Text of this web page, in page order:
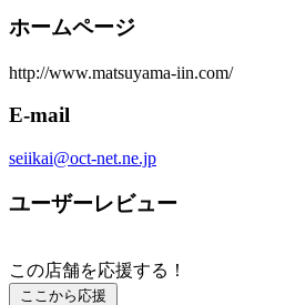
ホームページ
http://www.matsuyama-iin.com/
E-mail
seiikai@oct-net.ne.jp
ユーザーレビュー
この店舗を応援する！
ここから応援